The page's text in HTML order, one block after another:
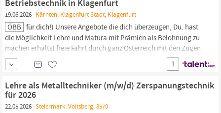
Betriebstechnik in Klagenfurt
19.06.2026 Kärnten, Klagenfurt Stadt, Klagenfurt
ÖBB für dich!) Unsere Angebote die dich überzeugen, Du. hast
die Möglichkeit Lehre und Matura mit Prämien als Belohnung zu
machen erhältst freie Fahrt durch ganz Österreich mit den Zügen
der ÖBB erhältst bei sehr guten Leistungen Zeit und finanzielle
Prämien Die Lehrwerkstätte befindet sich in
Knittelfeld,wo dir bei
1
Lehre als Metalltechniker (m/w/d) Zerspanungstechnik
für 2026
22.05.2026 Steiermark, Voitsberg, 8570